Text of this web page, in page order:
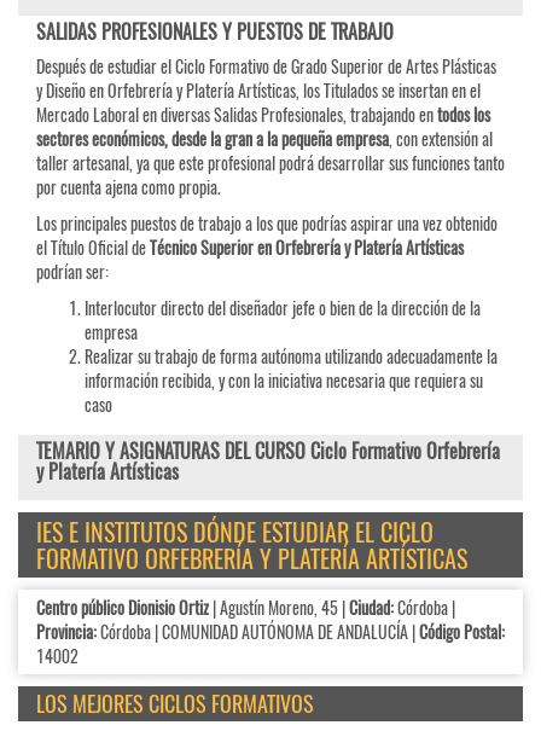
SALIDAS PROFESIONALES Y PUESTOS DE TRABAJO
Después de estudiar el Ciclo Formativo de Grado Superior de Artes Plásticas
y Diseño en Orfebrería y Platería Artísticas, los Titulados se insertan en el
Mercado Laboral en diversas Salidas Profesionales, trabajando entodos los
sectores económicos, desde la gran a la pequeña empresa, con extensión al
taller artesanal, ya que este profesional podrá desarrollar sus funciones tanto
por cuenta ajena como propia.
Los principales puestos de trabajo a los que podrías aspirar una vez obtenido
el Título Oficial deTécnico Superior en Orfebrería y Platería Artísticas
podrían ser:
Interlocutor directo del diseñador jefe o bien de la dirección de la
empresa
Realizar su trabajo de forma autónoma utilizando adecuadamente la
información recibida, y con la iniciativa necesaria que requiera su
caso
TEMARIO Y ASIGNATURAS DEL CURSO Ciclo Formativo Orfebrería
y Platería Artísticas
IES E INSTITUTOS DÓNDE ESTUDIAR EL CICLO
FORMATIVO ORFEBRERÍA Y PLATERÍA ARTÍSTICAS
Centro público Dionisio Ortiz| Agustín Moreno, 45 |Ciudad:Córdoba |
Provincia:Córdoba | COMUNIDAD AUTÓNOMA DE ANDALUCÍA |Código Postal:
14002
LOS MEJORES CICLOS FORMATIVOS